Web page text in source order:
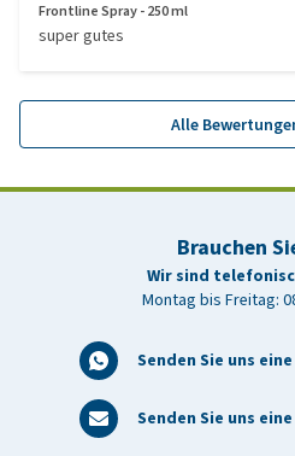
Frontline Spray - 250 ml
super gutes
Alle
Brauchen
Wir sind
Montag bis Freitag:
Senden Sie uns
Senden Sie uns